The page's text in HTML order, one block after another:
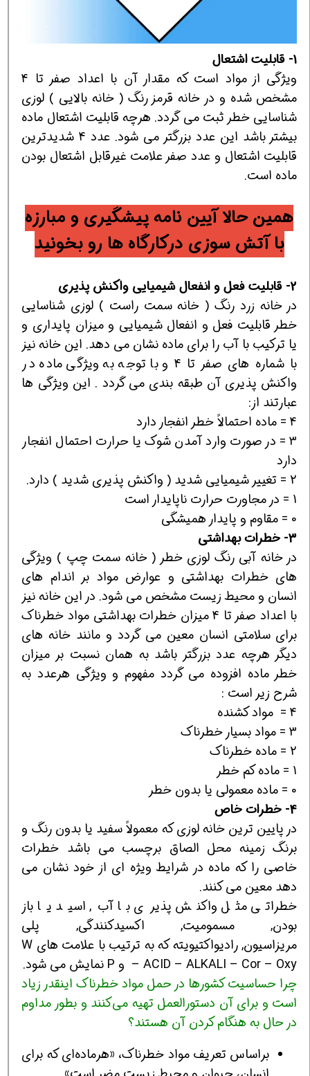
1- قابليت اشتعال
ويژگي از مواد است كه مقدار آن با اعداد صفر تا 4
مشخص شده و در خانه قرمز رنگ ( خانه بالايي ) لوزي
شناسايي خطر ثبت مي گردد. هرچه قابليت اشتعال ماده
بيشتر باشد اين عدد بزرگتر مي شود. عدد 4 شديدترين
قابليت اشتعال و عدد صفر علامت غيرقابل اشتعال بودن
ماده است.
همین حالا آیین نامه پیشگیری و مبارزه
با آتش سوزی درکارگاه ها رو بخونید
2- قابليت فعل و انفعال شيميايي واكنش پذيری
در خانه زرد رنگ ( خانه سمت راست ) لوزي شناسايي
خطر قابليت فعل و انفعال شيميايي و ميزان پايداري و
يا تركيب با آب را براي ماده نشان مي دهد. اين خانه نيز
با شماره هاي صفر تا 4 و با توجه به ويژگي ماده در
واكنش پذيري آن طبقه بندي مي گردد . اين ويژگي ها
عبارتند از:
4 = ماده احتمالاً خطر انفجار دارد
3 = در صورت وارد آمدن شوك يا حرارت احتمال انفجار
دارد
2 = تغيير شيميايي شديد ( واكنش پذيري شديد ) دارد.
1 = در مجاورت حرارت ناپايدار است
0 = مقاوم و پايدار هميشگي
3- خطرات بهداشتي
در خانه آبي رنگ لوزي خطر ( خانه سمت چپ ) ويژگي
هاي خطرات بهداشتي و عوارض مواد بر اندام هاي
انسان و محيط زيست مشخص مي شود. در اين خانه نيز
با اعداد صفر تا 4 ميزان خطرات بهداشتي مواد خطرناك
براي سلامتي انسان معين مي گردد و مانند خانه هاي
ديگر هرچه عدد بزرگتر باشد به همان نسبت بر ميزان
خطر ماده افزوده مي گردد مفهوم و ويژگي هرعدد به
شرح زير است :
4 = مواد كشنده
3 = مواد بسيار خطرناك
2 = ماده خطرناك
1 = ماده كم خطر
0 = ماده معمولي يا بدون خطر
4- خطرات خاص
در پايين ترين خانه لوزي كه معمولاً سفيد يا بدون رنگ و
برنگ زمينه محل الصاق برچسب مي باشد خطرات
خاصي را كه ماده در شرايط ويژه اي از خود نشان مي
دهد معين مي كنند.
خطراتي مثل واكنش پذيري با آب, اسيد يا باز
بودن, مسموميت, اكسيدكنندگي, پلي
مريزاسيون, راديواكتيويته كه به ترتيب با علامت هاي W
– ACID – ALKALI – Cor – Oxy و P نمايش مي شود.
چرا حساسيت كشورها در حمل مواد خطرناك اينقدر زياد
است و براي آن دستورالعمل تهيه مي‌كنند و بطور مداوم
در حال به هنگام كردن آن هستند؟
براساس تعريف مواد خطرناك، «هرماده‌اي كه براي